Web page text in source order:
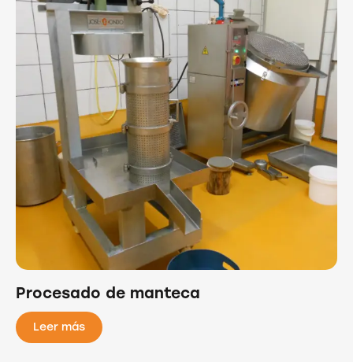
Procesado de manteca
Leer más